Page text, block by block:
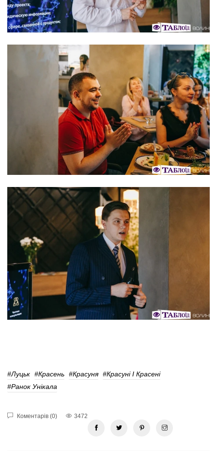
#Луцьк #красень #красуня #Красуні І Красені
#Ранок Унікала
Коментарів (0) 3472